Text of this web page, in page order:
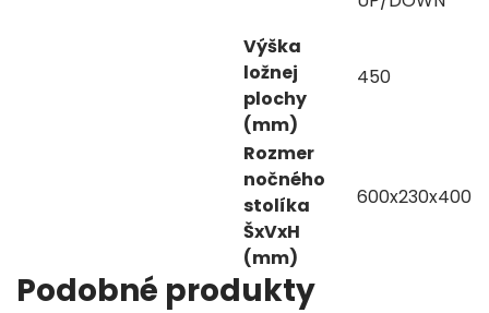
Výška
ložnej
plochy
(mm)
450
Rozmer
nočného
stolíka
ŠxVxH
(mm)
600x230x400
Podobné produkty